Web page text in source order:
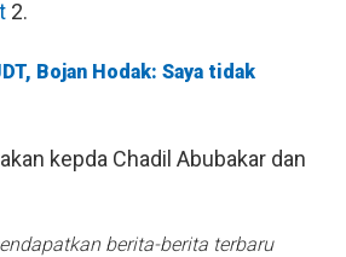
2.
Bojan Hodak: Saya tidak
kepda Chadil Abubakar dan
berita-berita terbaru